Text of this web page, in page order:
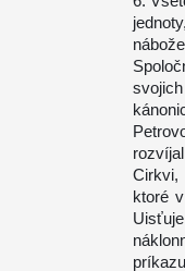
Cirkvi,
ktoré